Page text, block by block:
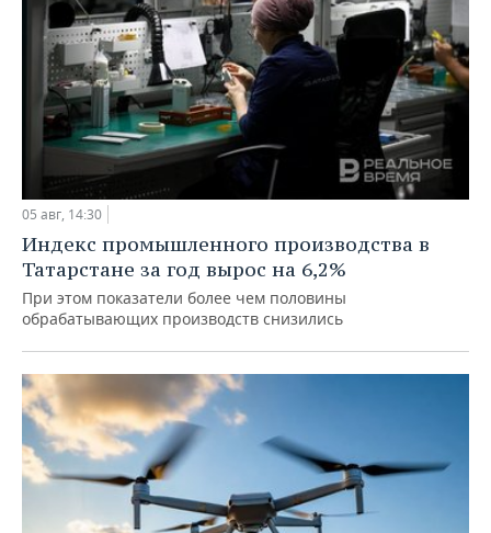
05 авг, 14:30
Индекс промышленного производства в
Татарстане за год вырос на 6,2%
При этом показатели более чем половины
обрабатывающих производств снизились